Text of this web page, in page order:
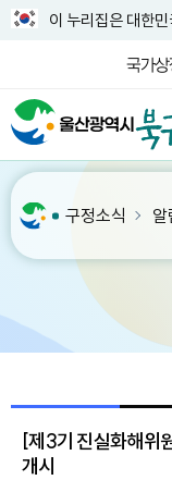
이 누리집은 대한
국가상
구정소식
[제3기 진실화해위
개시